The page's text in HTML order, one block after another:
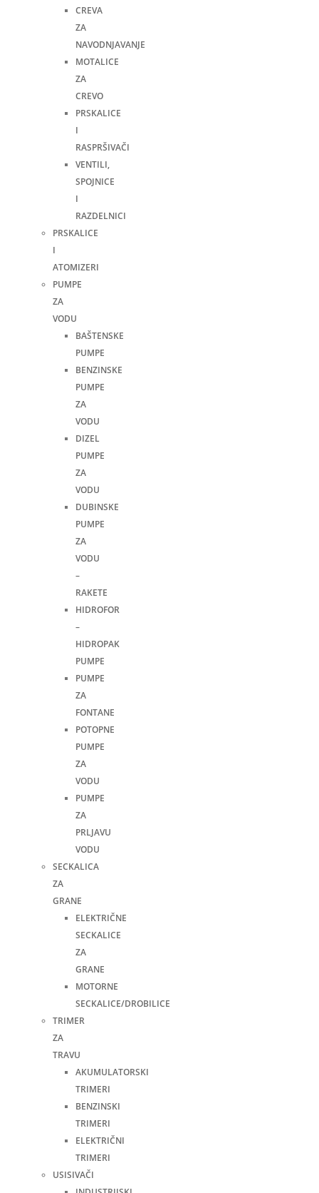
CREVA
ZA
NAVODNJAVANJE
MOTALICE
ZA
CREVO
PRSKALICE
I
RASPRŠIVAČI
VENTILI,
SPOJNICE
I
RAZDELNICI
PRSKALICE
I
ATOMIZERI
PUMPE
ZA
VODU
BAŠTENSKE
PUMPE
BENZINSKE
PUMPE
ZA
VODU
DIZEL
PUMPE
ZA
VODU
DUBINSKE
PUMPE
ZA
VODU
–
RAKETE
HIDROFOR
–
HIDROPAK
PUMPE
PUMPE
ZA
FONTANE
POTOPNE
PUMPE
ZA
VODU
PUMPE
ZA
PRLJAVU
VODU
SECKALICA
ZA
GRANE
ELEKTRIČNE
SECKALICE
ZA
GRANE
MOTORNE
SECKALICE/DROBILICE
TRIMER
ZA
TRAVU
AKUMULATORSKI
TRIMERI
BENZINSKI
TRIMERI
ELEKTRIČNI
TRIMERI
USISIVAČI